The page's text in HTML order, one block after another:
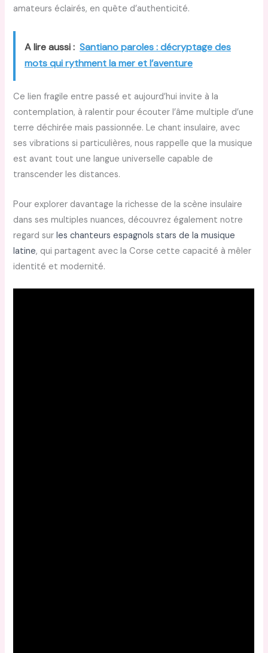
amateurs éclairés, en quête d’authenticité.
A lire aussi : Santiano paroles : décryptage des
mots qui rythment la mer et l’aventure
Ce lien fragile entre passé et aujourd’hui invite à la
contemplation, à ralentir pour écouter l’âme multiple d’une
terre déchirée mais passionnée. Le chant insulaire, avec
ses vibrations si particulières, nous rappelle que la musique
est avant tout une langue universelle capable de
transcender les distances.
Pour explorer davantage la richesse de la scène insulaire
dans ses multiples nuances, découvrez également notre
regard surles chanteurs espagnols stars de la musique
latine, qui partagent avec la Corse cette capacité à mêler
identité et modernité.